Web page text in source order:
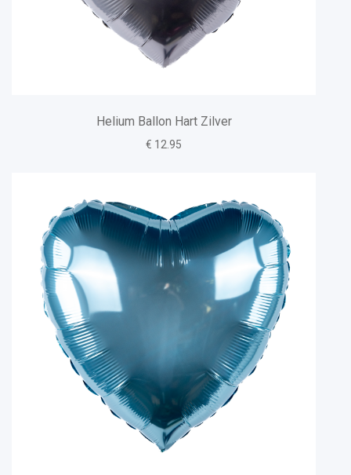
Helium Ballon Hart Zilver
€ 12.95